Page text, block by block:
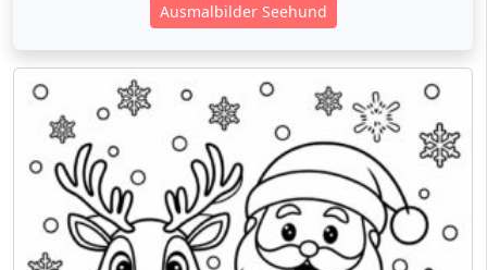
Ausmalbilder Seehund